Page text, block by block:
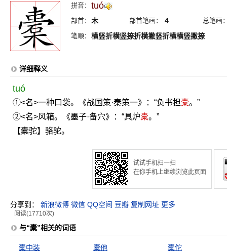
拼音： tuó
部首： 木 部首笔画： 4
总笔画
笔顺： 横竖折横竖捺折横撇竖折横横竖撇捺
详细释义
tuó
①<名>一种口袋。《战国策·秦策一》：“负书担橐。”
②<名>风箱。《墨子·备穴》：“具炉橐。”
【橐驼】骆驼。
试试手机扫一扫
在你手机上继续浏览此页面
分享到： 新浪微博 微信 QQ空间 豆瓣 复制网址 更多
阅读(17710次)
与“橐”相关的词语
橐中装 橐他
橐佗